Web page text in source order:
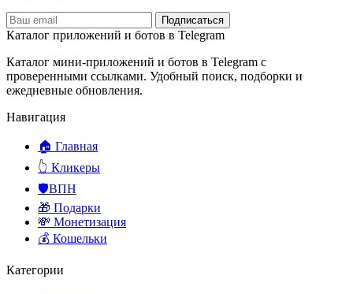
Подписаться
Каталог приложений и ботов в Telegram
Каталог мини-приложений и ботов в Telegram с
проверенными ссылками. Удобный поиск, подборки и
ежедневные обновления.
Навигация
🏠 Главная
👆 Кликеры
🛡️ВПН
🎁 Подарки
💸 Монетизация
💰 Кошельки
Категории